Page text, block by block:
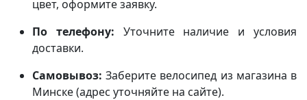
цвет, оформите заявку.
По телефону: Уточните наличие и условия
доставки.
Самовывоз: Заберите велосипед из магазина в
Минске (адрес уточняйте на сайте).